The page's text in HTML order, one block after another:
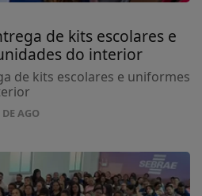
de kits escolares e
do interior
de kits escolares e uniformes
AGO